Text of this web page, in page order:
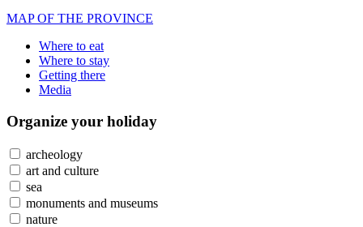
MAP OF THE PROVINCE
Where to eat
Where to stay
Getting there
Media
Organize your holiday
archeology
art and culture
sea
monuments and museums
nature